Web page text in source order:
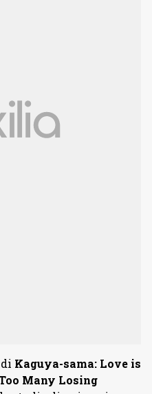
Kaguya-sama: Love is
Many Losing